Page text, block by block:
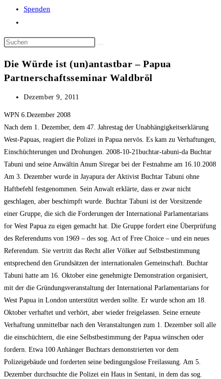
Spenden
umschalten
Diese
durchsuchen
Die Würde ist (un)antastbar – Papua
Partnerschaftsseminar Waldbröl
Beitrag
Dezember 9, 2011
WPN 6.Dezember 2008
Nach dem 1. Dezember, dem 47. Jahrestag der Unabhängigkeitserklärung
West-Papuas, reagiert die Polizei in Papua nervös. Es kam zu Verhaftungen,
Einschüchterungen und Drohungen. 2008-10-21buchtar-tabuni-da Buchtar
Tabuni und seine Anwältin Anum Siregar bei der Festnahme am 16.10.2008
Am 3. Dezember wurde in Jayapura der Aktivist Buchtar Tabuni ohne
Haftbefehl festgenommen. Sein Anwalt erklärte, dass er zwar nicht
geschlagen, aber beschimpft wurde. Buchtar Tabuni ist der Vorsitzende
einer Gruppe, die sich die Forderungen der International Parlamentarians
for West Papua zu eigen gemacht hat. Die Gruppe fordert eine Überprüfung
des Referendums von 1969 – des sog. Act of Free Choice – und ein neues
Referendum. Sie vertritt das Recht aller Völker auf Selbstbestimmung
entsprechend den Grundsätzen der internationalen Gemeinschaft. Buchtar
Tabuni hatte am 16. Oktober eine genehmigte Demonstration organisiert,
mit der die Gründungsveranstaltung der International Parlamentarians for
West Papua in London unterstützt werden sollte. Er wurde schon am 18.
Oktober verhaftet und verhört, aber wieder freigelassen. Seine erneute
Verhaftung unmittelbar nach den Veranstaltungen zum 1. Dezember soll alle
die einschüchtern, die eine Selbstbestimmung der Papua wünschen oder
fordern. Etwa 100 Anhänger Buchtars demonstrierten vor dem
Polizeigebäude und forderten seine bedingungslose Freilassung. Am 5.
Dezember durchsuchte die Polizei ein Haus in Sentani, in dem das sog.